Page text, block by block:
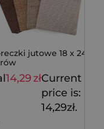
jutowe 18 x 24 cm -
14,29złCurrent
price is:
14,29zł.